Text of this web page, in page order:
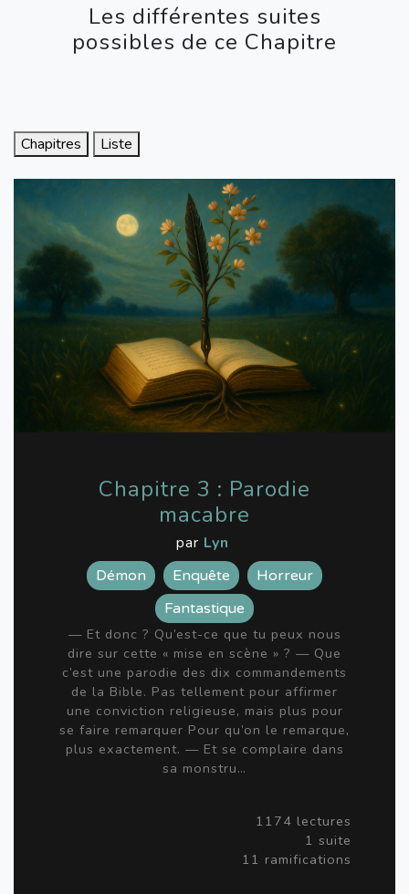
Les différentes suites
possibles de ce Chapitre
Chapitres Liste
Chapitre 3 : Parodie
macabre
par Lyn
Démon Enquête
Horreur
Fantastique
— Et donc ? Qu’est-ce que tu peux nous
dire sur cette « mise en scène » ? — Que
c’est une parodie des dix commandements
de la Bible. Pas tellement pour affirmer
une conviction religieuse, mais plus pour
se faire remarquer Pour qu’on le remarque,
plus exactement. — Et se complaire dans
sa monstru…
1174 lectures
1 suite
11 ramifications